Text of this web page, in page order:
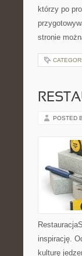
którzy po
stronie
POSTED
inspirację.
kulturę